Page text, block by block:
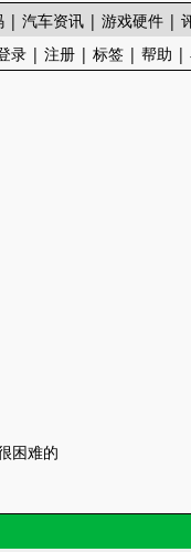
| 汽车资讯 | 游戏硬件 |
录 | 注册 | 标签 | 帮助 |
困难的